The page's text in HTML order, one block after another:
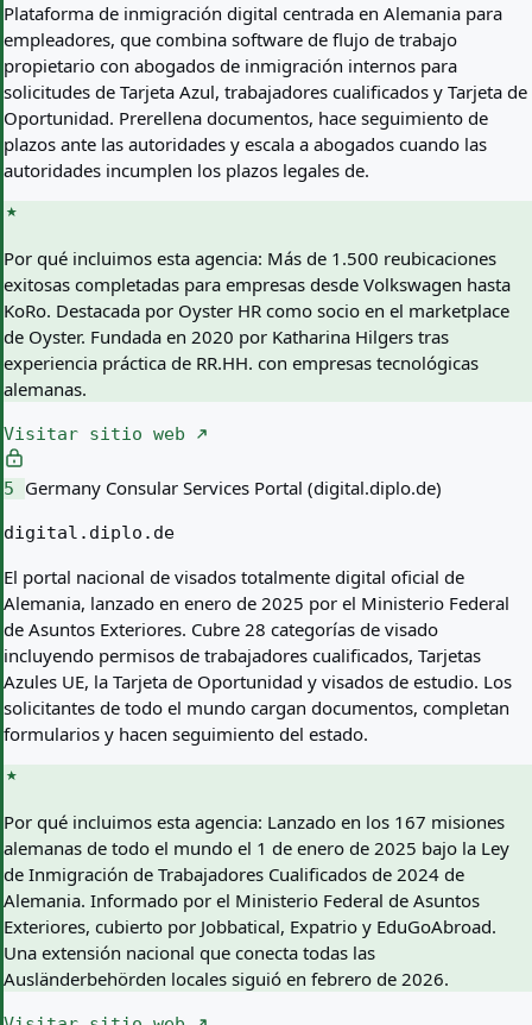
Plataforma de inmigración digital centrada en Alemania para
empleadores, que combina software de flujo de trabajo
propietario con abogados de inmigración internos para
solicitudes de Tarjeta Azul, trabajadores cualificados y Tarjeta de
Oportunidad. Prerellena documentos, hace seguimiento de
plazos ante las autoridades y escala a abogados cuando las
autoridades incumplen los plazos legales de.
Por qué incluimos esta agencia: Más de 1.500 reubicaciones
exitosas completadas para empresas desde Volkswagen hasta
KoRo. Destacada por Oyster HR como socio en el marketplace
de Oyster. Fundada en 2020 por Katharina Hilgers tras
experiencia práctica de RR.HH. con empresas tecnológicas
alemanas.
Visitar sitio web
5 Germany Consular Services Portal (digital.diplo.de)
digital.diplo.de
El portal nacional de visados totalmente digital oficial de
Alemania, lanzado en enero de 2025 por el Ministerio Federal
de Asuntos Exteriores. Cubre 28 categorías de visado
incluyendo permisos de trabajadores cualificados, Tarjetas
Azules UE, la Tarjeta de Oportunidad y visados de estudio. Los
solicitantes de todo el mundo cargan documentos, completan
formularios y hacen seguimiento del estado.
Por qué incluimos esta agencia: Lanzado en los 167 misiones
alemanas de todo el mundo el 1 de enero de 2025 bajo la Ley
de Inmigración de Trabajadores Cualificados de 2024 de
Alemania. Informado por el Ministerio Federal de Asuntos
Exteriores, cubierto por Jobbatical, Expatrio y EduGoAbroad.
Una extensión nacional que conecta todas las
Ausländerbehörden locales siguió en febrero de 2026.